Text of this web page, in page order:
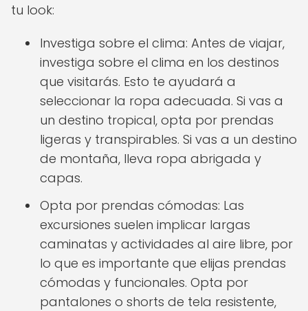
tu look:
Investiga sobre el clima: Antes de viajar,
investiga sobre el clima en los destinos
que visitarás. Esto te ayudará a
seleccionar la ropa adecuada. Si vas a
un destino tropical, opta por prendas
ligeras y transpirables. Si vas a un destino
de montaña, lleva ropa abrigada y
capas.
Opta por prendas cómodas: Las
excursiones suelen implicar largas
caminatas y actividades al aire libre, por
lo que es importante que elijas prendas
cómodas y funcionales. Opta por
pantalones o shorts de tela resistente,